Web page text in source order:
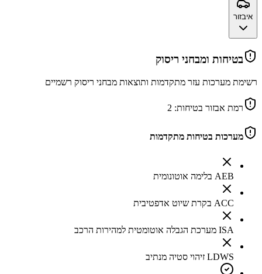
איבזור
בטיחות ומבחני ריסוק
רשימת מערכות עזר מתקדמות ותוצאות מבחני ריסוק רשמיים
רמת אבזור בטיחות: 2
מערכות בטיחות מתקדמות
AEB בלימה אוטונומית
ACC בקרת שיוט אדפטיבית
ISA מערכת הגבלה אוטומטית למהירות הרכב
LDWS זיהוי סטיה מנתיב